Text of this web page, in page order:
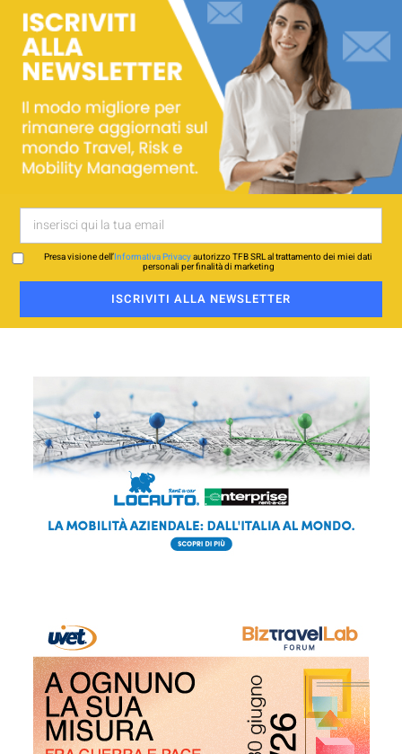
Presa visione dell’Informativa Privacyautorizzo TFB SRL al trattamento dei miei dati
personali per finalità di marketing
ISCRIVITI ALLA NEWSLETTER